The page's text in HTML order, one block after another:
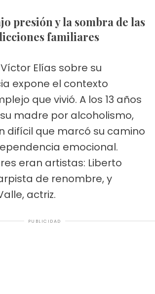
familiares
Elías sobre su
expone el contexto
que vivió. A los 13 años
madre por alcoholismo,
difícil que marcó su camino
emocional.
eran artistas: Liberto
de renombre, y
actriz.
PUBLICIDAD